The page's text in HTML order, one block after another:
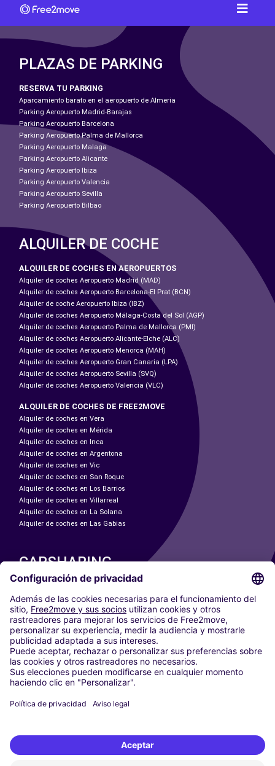
PLAZAS DE PARKING
RESERVA TU PARKING
Aparcamiento barato en el aeropuerto de Almeria
Parking Aeropuerto Madrid-Barajas
Parking Aeropuerto Barcelona
Parking Aeropuerto Palma de Mallorca
Parking Aeropuerto Malaga
Parking Aeropuerto Alicante
Parking Aeropuerto Ibiza
Parking Aeropuerto Valencia
Parking Aeropuerto Sevilla
Parking Aeropuerto Bilbao
ALQUILER DE COCHE
ALQUILER DE COCHES EN AEROPUERTOS
Alquiler de coches Aeropuerto Madrid (MAD)
Alquiler de coches Aeropuerto Barcelona-El Prat (BCN)
Alquiler de coche Aeropuerto Ibiza (IBZ)
Alquiler de coches Aeropuerto Málaga-Costa del Sol (AGP)
Alquiler de coches Aeropuerto Palma de Mallorca (PMI)
Alquiler de coches Aeropuerto Alicante-Elche (ALC)
Alquiler de coches Aeropuerto Menorca (MAH)
Alquiler de coches Aeropuerto Gran Canaria (LPA)
Alquiler de coches Aeropuerto Sevilla (SVQ)
Alquiler de coches Aeropuerto Valencia (VLC)
ALQUILER DE COCHES DE FREE2MOVE
Alquiler de coches en Vera
Alquiler de coches en Mérida
Alquiler de coches en Inca
Alquiler de coches en Argentona
Alquiler de coches en Vic
Alquiler de coches en San Roque
Alquiler de coches en Los Barrios
Alquiler de coches en Villarreal
Alquiler de coches en La Solana
Alquiler de coches en Las Gabias
CARSHARING
NUESTRAS CIUDADES
Paris
Madrid
Washington DC
Milán
Roma
Turín
Viena
Berlín
Düsseldorf